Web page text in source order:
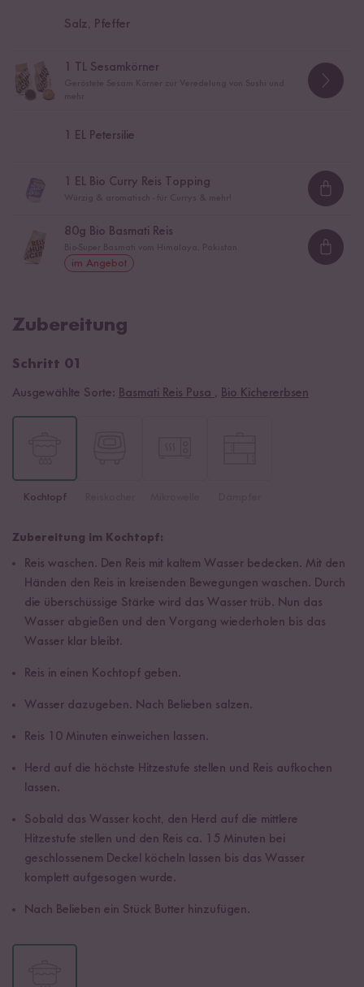
Salz, Pfeffer
TL Sesamkörner
1 EL Petersilie
EL Bio Curry Reis Topping
80g Bio Basmati Reis
im Angebot
Zubereitung
Schritt 01
Ausgewählte Sorte: Basmati Reis Pusa , Bio Kichererbsen
Kochtopf
Zubereitung im Kochtopf:
Reis waschen. Den Reis mit kaltem Wasser bedecken. Mit den
Händen den Reis in kreisenden Bewegungen waschen. Durch
die überschüssige Stärke wird das Wasser trüb. Nun das
Wasser abgießen und den Vorgang wiederholen bis das
Wasser klar bleibt.
Reis in einen Kochtopf geben.
Wasser dazugeben. Nach Belieben salzen.
Reis 10 Minuten einweichen lassen.
Herd auf die höchste Hitzestufe stellen und Reis aufkochen
lassen.
Sobald das Wasser kocht, den Herd auf die mittlere
Hitzestufe stellen und den Reis ca. 15 Minuten bei
geschlossenem Deckel köcheln lassen bis das Wasser
komplett aufgesogen wurde.
Nach Belieben ein Stück Butter hinzufügen.